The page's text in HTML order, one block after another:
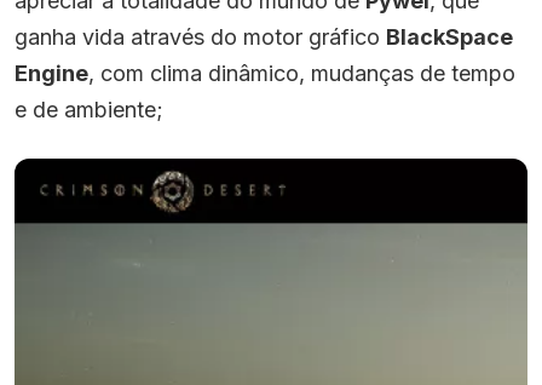
ganha vida através do motor gráfico BlackSpace
Engine, com clima dinâmico, mudanças de tempo
e de ambiente;